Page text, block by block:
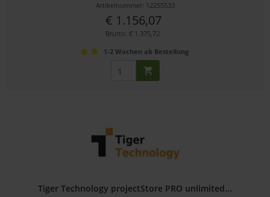
Artikelnummer: 12255533
€ 1.156,07
Brutto: € 1.375,72
1-2 Wochen ab Bestellung
Tiger Technology projectStore PRO unlimited...